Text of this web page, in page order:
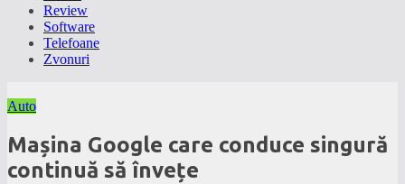
Review
Software
Telefoane
Zvonuri
Auto
Mașina Google care conduce singură
continuă să învețe